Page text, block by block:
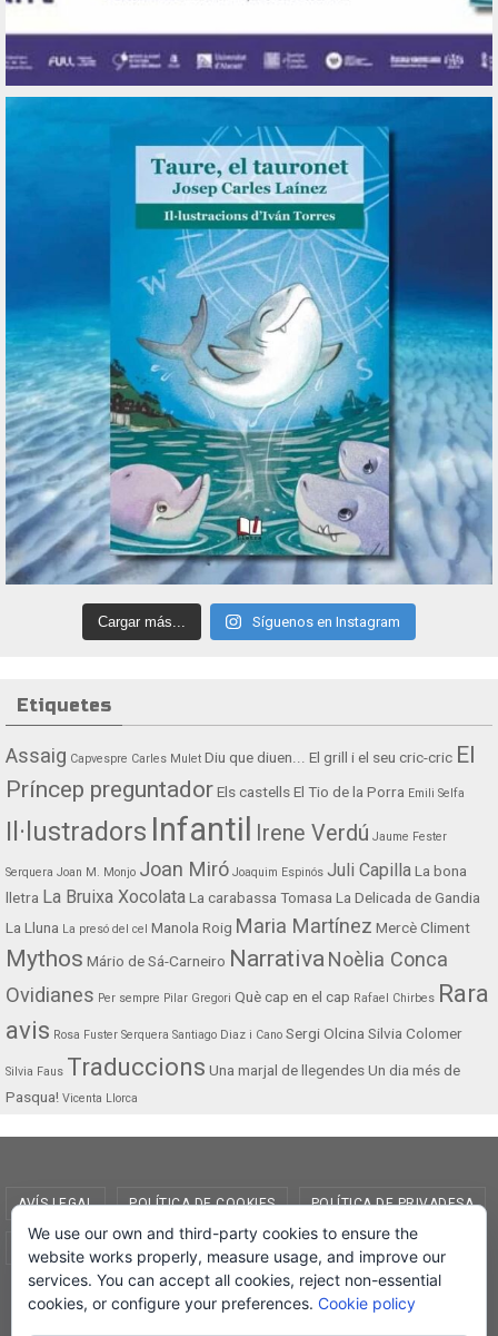
Cargar más... Síguenos en Instagram
Etiquetes
Assaig Capvespre Carles Mulet Diu que diuen... El grill i el seu cric-cric El
Príncep preguntadorEls castellsEl Tio de la Porra Emili Selfa
Il·lustradors Infantil Irene Verdú Jaume Fester
Serquera Joan M. Monjo Joan Miró Joaquim Espinós Juli CapillaLa bona
lletra La Bruixa XocolataLa carabassa Tomasa La Delicada de Gandia
La Lluna La presó del cel Manola Roig Maria Martínez Mercè Climent
Mythos Mário de Sá-Carneiro NarrativaNoèlia Conca
Ovidianes Per sempre Pilar Gregori Què cap en el cap Rafael Chirbes Rara
avis Rosa Fuster Serquera Santiago Diaz i Cano Sergi Olcina Silvia Colomer
Silvia Faus Traduccions Una marjal de llegendesUn dia més de
Pasqua! Vicenta Llorca
AVÍS LEGAL POLÍTICA DE COOKIES POLÍTICA DE PRIVADESA
CONDICIONS DE COMPRA
© Lletra Impresa Edicions, 2019
We use our own and third-party cookies to ensure the
website works properly, measure usage, and improve our
services. You can accept all cookies, reject non-essential
cookies, or configure your preferences. Cookie policy